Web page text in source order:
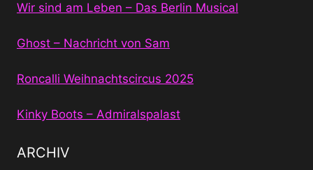
Wir sind am Leben – Das Berlin Musical
Ghost – Nachricht von Sam
Roncalli Weihnachtscircus 2025
Kinky Boots – Admiralspalast
ARCHIV